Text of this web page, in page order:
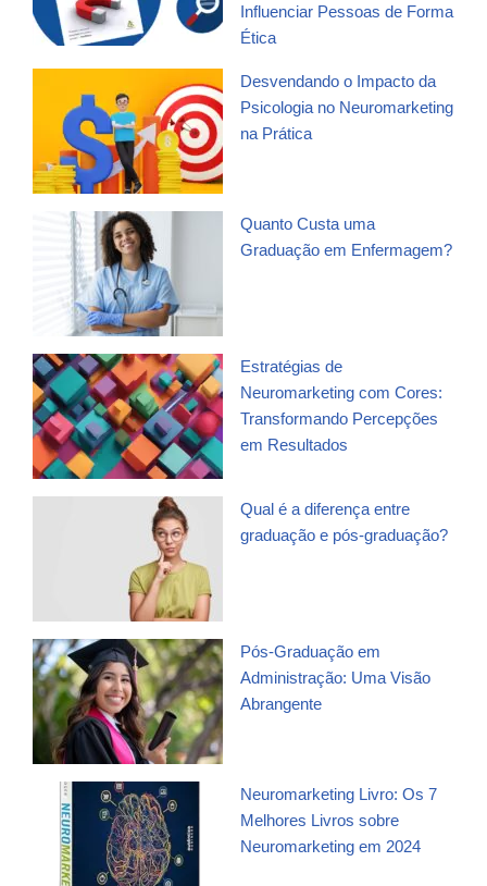
Influenciar Pessoas de Forma
Ética
Desvendando o Impacto da
Psicologia no Neuromarketing
na Prática
Quanto Custa uma
Graduação em Enfermagem?
Estratégias de
Neuromarketing com Cores:
Transformando Percepções
em Resultados
Qual é a diferença entre
graduação e pós-graduação?
Pós-Graduação em
Administração: Uma Visão
Abrangente
Neuromarketing Livro: Os 7
Melhores Livros sobre
Neuromarketing em 2024